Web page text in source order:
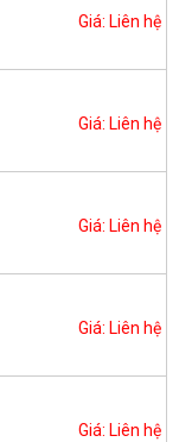
Giá: Liên hệ
Giá: Liên hệ
Giá: Liên hệ
Giá: Liên hệ
Giá: Liên hệ